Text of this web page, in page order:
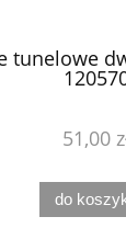
tunelowe
51,00
do